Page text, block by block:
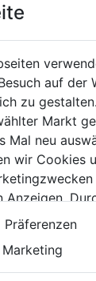
AUS
auf der
zu
Markt
Mal neu
wir Cookies
Anzeigen.
Daten von
den USA,
Cookies zu.
Präferenzen
Marketing